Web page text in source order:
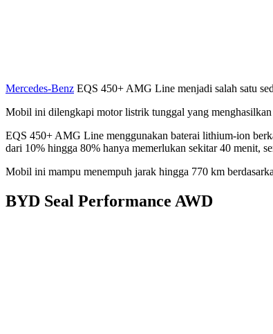
Mercedes-Benz EQS 450+ AMG Line menjadi salah satu
Mobil ini dilengkapi motor listrik tunggal yang
EQS 450+ AMG Line menggunakan baterai lithium-ion
dari 10% hingga 80% hanya memerlukan sekitar 40 menit,
Mobil ini mampu menempuh jarak hingga 770 km
BYD Seal Performance AWD